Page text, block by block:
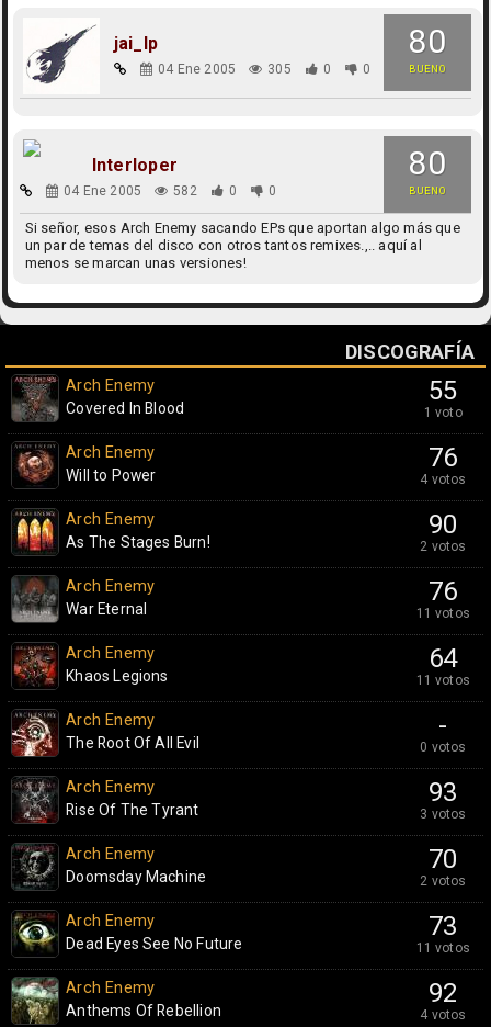
80
BUENO
jai_lp
04 Ene 2005 305 0 0
80
BUENO
Interloper
04 Ene 2005 582 0 0
Si señor, esos Arch Enemy sacando EPs que aportan algo más que
un par de temas del disco con otros tantos remixes.,.. aquí al
menos se marcan unas versiones!
DISCOGRAFÍA
55
1 voto
Arch Enemy
Covered In Blood
76
4 votos
Arch Enemy
Will to Power
90
2 votos
Arch Enemy
As The Stages Burn!
76
11 votos
Arch Enemy
War Eternal
64
11 votos
Arch Enemy
Khaos Legions
-
0 votos
Arch Enemy
The Root Of All Evil
93
3 votos
Arch Enemy
Rise Of The Tyrant
70
2 votos
Arch Enemy
Doomsday Machine
73
11 votos
Arch Enemy
Dead Eyes See No Future
92
4 votos
Arch Enemy
Anthems Of Rebellion